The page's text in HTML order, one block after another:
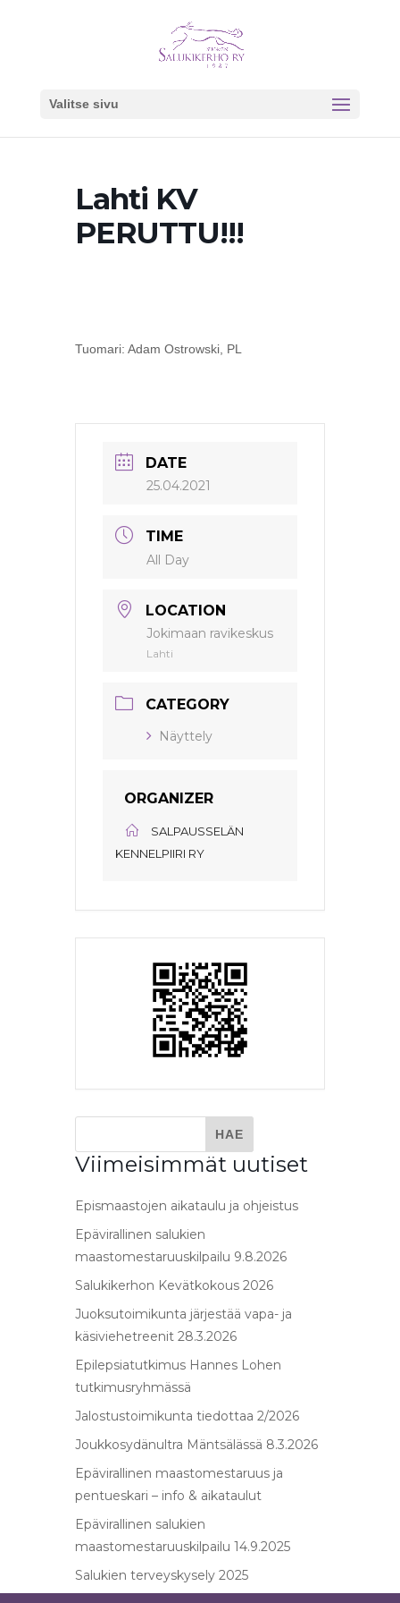
Valitse sivu
Lahti KV
PERUTTU!!!
Tuomari: Adam Ostrowski, PL
DATE
25.04.2021
TIME
All Day
LOCATION
Jokimaan ravikeskus
Lahti
CATEGORY
Näyttely
ORGANIZER
SALPAUSSELÄN
KENNELPIIRI RY
Viimeisimmät uutiset
Epismaastojen aikataulu ja ohjeistus
Epävirallinen salukien
maastomestaruuskilpailu 9.8.2026
Salukikerhon Kevätkokous 2026
Juoksutoimikunta järjestää vapa- ja
käsiviehetreenit 28.3.2026
Epilepsiatutkimus Hannes Lohen
tutkimusryhmässä
Jalostustoimikunta tiedottaa 2/2026
Joukkosydänultra Mäntsälässä 8.3.2026
Epävirallinen maastomestaruus ja
pentueskari – info & aikataulut
Epävirallinen salukien
maastomestaruuskilpailu 14.9.2025
Salukien terveyskysely 2025